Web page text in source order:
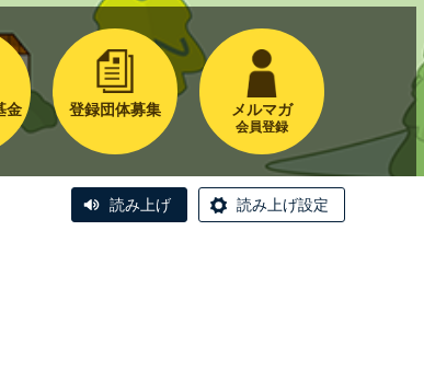
金 登録団体募集 メルマガ
会員登録
読み上げ 読み上げ設定